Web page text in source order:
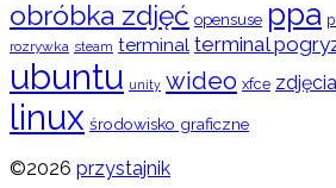
obróbka zdjęć opensuse ppa
rozrywka steam terminal terminal
ubuntu unity wideo xfce zdjęcia
linux środowisko graficzne
©2026 przystajnik